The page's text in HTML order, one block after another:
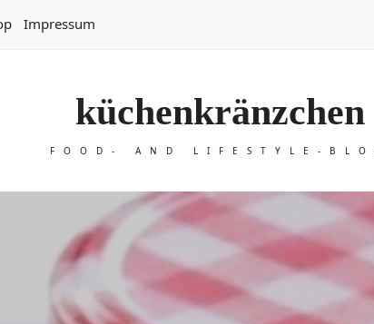
Impressum
küchenkränzchen
FOOD- AND LIFESTYLE-